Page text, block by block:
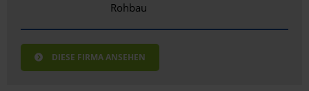
Rohbau
DIESE FIRMA ANSEHEN